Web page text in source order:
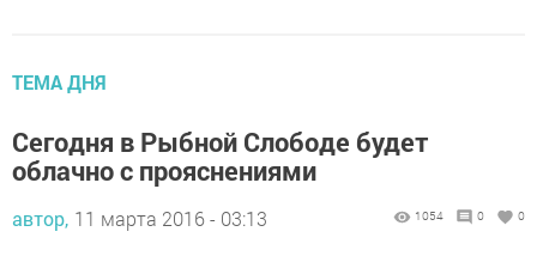
ТЕМА ДНЯ
Сегодня в Рыбной Слободе будет
облачно с прояснениями
автор, 11 марта 2016 - 03:13 1054 0 0